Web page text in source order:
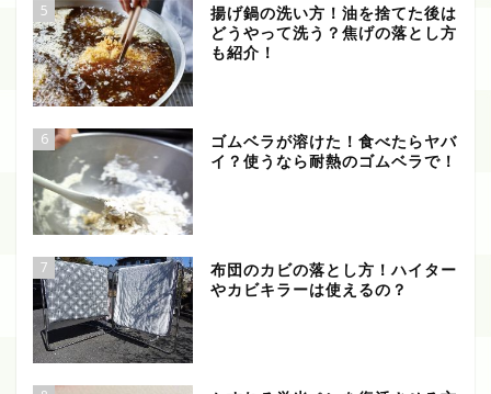
5
揚げ鍋の洗い方！油を捨てた後は
どうやって洗う？焦げの落とし方
も紹介！
6
ゴムベラが溶けた！食べたらヤバ
イ？使うなら耐熱のゴムベラで！
7
布団のカビの落とし方！ハイター
やカビキラーは使えるの？